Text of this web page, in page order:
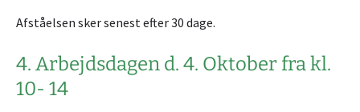
Afståelsen sker senest efter 30 dage.
4. Arbejdsdagen d. 4. Oktober fra kl.
10- 14